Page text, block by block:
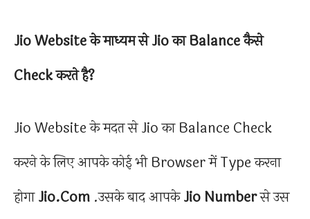
Jio Website के माध्यम से Jio का Balance कैसे
Check करते है?
Jio Website के मदत से Jio का Balance Check
करने के लिए आपके कोई भी Browser में Type करना
होगाJio.Com .उसके बाद आपकेJio Numberसे उस